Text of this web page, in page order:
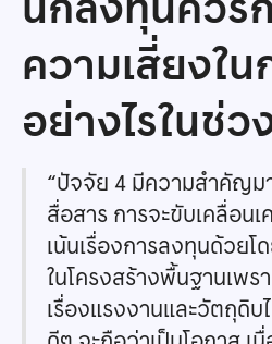
ความเสี่ยงใ
อย่างไรในช่ว
“ปัจจัย 4 มีความสำคัญม
สื่อสาร การจะขับเคลื่อน
เน้นเรื่องการลงทุนด้วยโ
ในโครงสร้างพื้นฐานเพร
เรื่องแรงงานและวัตถุดิบ